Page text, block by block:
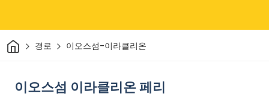
집 경로 이오스섬-이라클리온
이오스섬 이라클리온 페리